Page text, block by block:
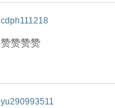
cdph111218
赞赞赞赞
yu290993511